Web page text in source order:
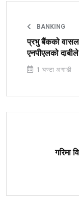
BANKING
प्रभु बैंकको
एनपीएलको
1 घण्टा अगाडी
गरिमा